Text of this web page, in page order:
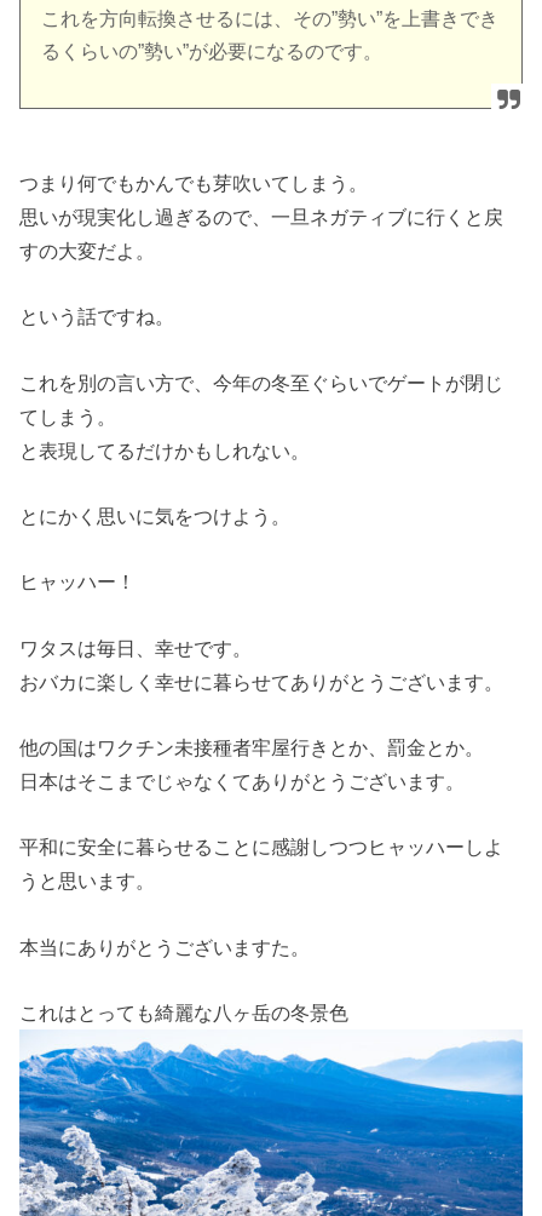
これを方向転換させるには、その”勢い”を上書きでき
るくらいの”勢い”が必要になるのです。
つまり何でもかんでも芽吹いてしまう。
思いが現実化し過ぎるので、一旦ネガティブに行くと戻
すの大変だよ。
という話ですね。
これを別の言い方で、今年の冬至ぐらいでゲートが閉じ
てしまう。
と表現してるだけかもしれない。
とにかく思いに気をつけよう。
ヒャッハー！
ワタスは毎日、幸せです。
おバカに楽しく幸せに暮らせてありがとうございます。
他の国はワクチン未接種者牢屋行きとか、罰金とか。
日本はそこまでじゃなくてありがとうございます。
平和に安全に暮らせることに感謝しつつヒャッハーしよ
うと思います。
本当にありがとうございますた。
これはとっても綺麗な八ヶ岳の冬景色